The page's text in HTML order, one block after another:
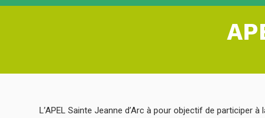
L’APEL Sainte Jeanne d’Arc à pour objectif de participer